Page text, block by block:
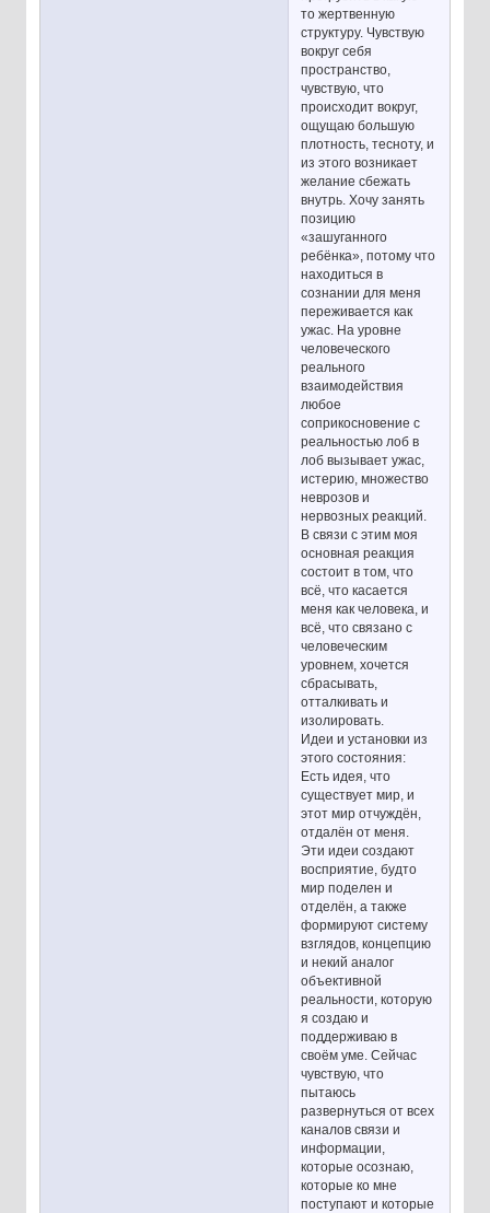
то жертвенную
структуру. Чувствую
вокруг себя
пространство,
чувствую, что
происходит вокруг,
ощущаю большую
плотность, тесноту, и
из этого возникает
желание сбежать
внутрь. Хочу занять
позицию
«зашуганного
ребёнка», потому что
находиться в
сознании для меня
переживается как
ужас. На уровне
человеческого
реального
взаимодействия
любое
соприкосновение с
реальностью лоб в
лоб вызывает ужас,
истерию, множество
неврозов и
нервозных реакций.
В связи с этим моя
основная реакция
состоит в том, что
всё, что касается
меня как человека, и
всё, что связано с
человеческим
уровнем, хочется
сбрасывать,
отталкивать и
изолировать.
Идеи и установки из
этого состояния:
Есть идея, что
существует мир, и
этот мир отчуждён,
отдалён от меня.
Эти идеи создают
восприятие, будто
мир поделен и
отделён, а также
формируют систему
взглядов, концепцию
и некий аналог
объективной
реальности, которую
я создаю и
поддерживаю в
своём уме. Сейчас
чувствую, что
пытаюсь
развернуться от всех
каналов связи и
информации,
которые осознаю,
которые ко мне
поступают и которые